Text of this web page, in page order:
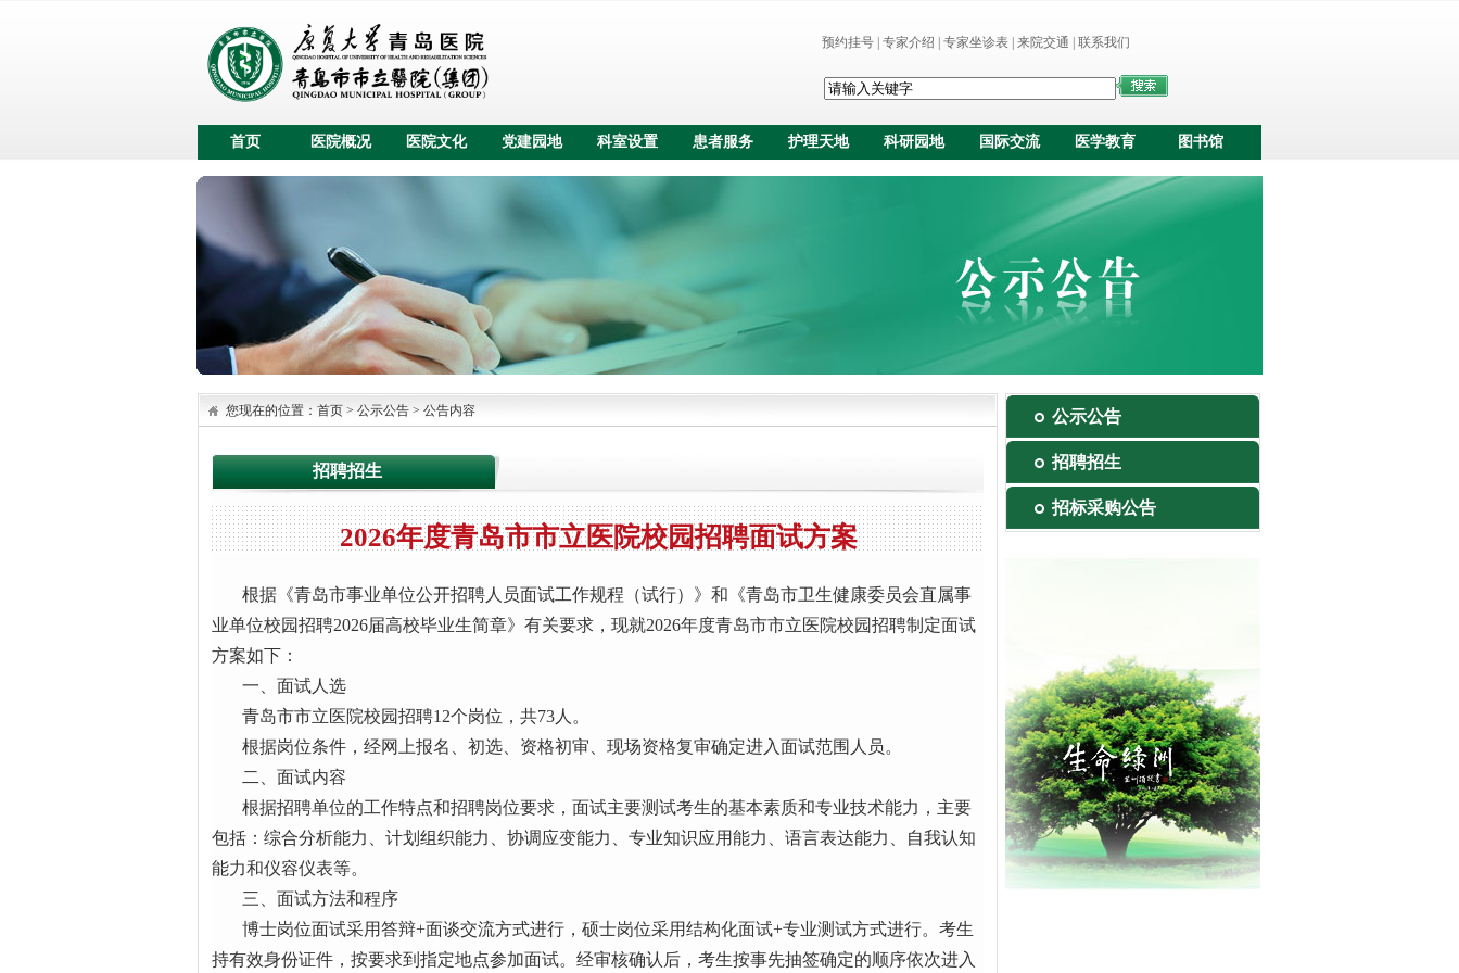
预约挂号 专家介绍 专家坐诊表 来院交通 联系我们
首页 医院概况 医院文化 党建园地 科室设置 患者服务 护理天地 科研园地 国际交流 医学教育 图书馆
您现在的位置： 首页 > 公示公告 > 公告内容
招聘招生
2026年度青岛市市立医院校园招聘面试方案
根据《青岛市事业单位公开招聘人员面试工作规程（试行）》和《青岛市卫生健康委员会直属事
业单位校园招聘2026届高校毕业生简章》有关要求，现就2026年度青岛市市立医院校园招聘制定面试
方案如下：
一、面试人选
青岛市市立医院校园招聘12个岗位，共73人。
根据岗位条件，经网上报名、初选、资格初审、现场资格复审确定进入面试范围人员。
二、面试内容
根据招聘单位的工作特点和招聘岗位要求，面试主要测试考生的基本素质和专业技术能力，主要
包括：综合分析能力、计划组织能力、协调应变能力、专业知识应用能力、语言表达能力、自我认知
能力和仪容仪表等。
三、面试方法和程序
博士岗位面试采用答辩+面谈交流方式进行，硕士岗位采用结构化面试+专业测试方式进行。考生
持有效身份证件，按要求到指定地点参加面试。经审核确认后，考生按事先抽签确定的顺序依次进入
公示公告
招聘招生
招标采购公告